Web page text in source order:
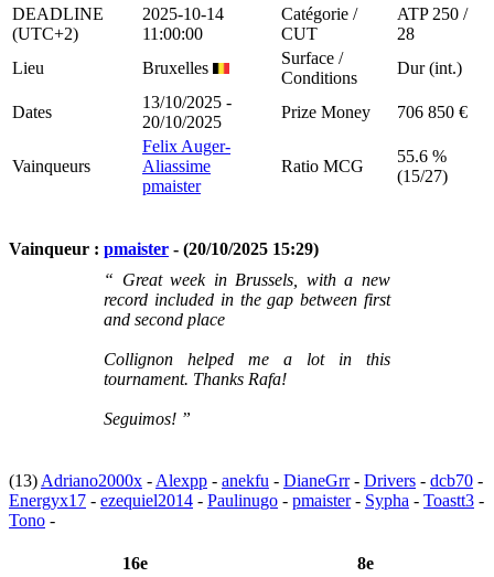
DEADLINE
(UTC+2)
2025-10-14
11:00:00
Catégorie /
CUT
ATP 250 /
28
Lieu
Bruxelles
Surface /
Conditions
Dur (int.)
Dates
13/10/2025 -
20/10/2025
Prize Money 706 850 €
Vainqueurs
Felix Auger-
Aliassime
pmaister
Ratio MCG
55.6 %
(15/27)
Vainqueur : pmaister - (20/10/2025 15:29)
“ Great week in Brussels, with a new
record included in the gap between first
and second place
Collignon helped me a lot in this
tournament. Thanks Rafa!
Seguimos! ”
(13) Adriano2000x - Alexpp - anekfu - DianeGrr- Drivers - dcb70 -
Energyx17 - ezequiel2014 - Paulinugo - pmaister- Sypha - Toastt3 -
Tono -
16e
8e